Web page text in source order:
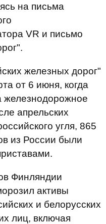
на письма
VR и письмо
железных дорог"
от 6 июня, когда
железнодорожное
апрельских
угля, 865
из России были
Финляндии
активы
и белорусских
лиц, включая